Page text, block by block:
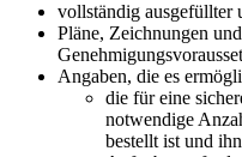
vollständig ausgefüllter
Pläne, Zeichnungen
Angaben, die es
die für eine
notwendige
bestellt ist und